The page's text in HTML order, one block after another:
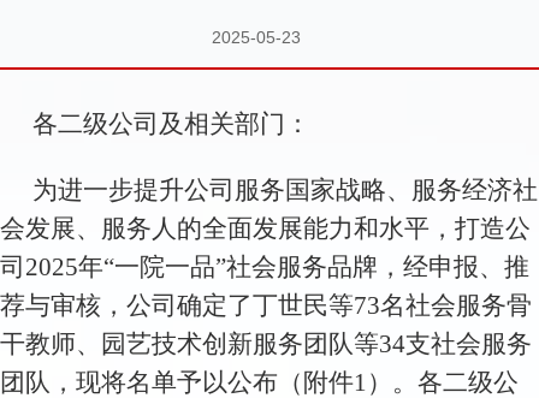
2025-05-23
各二级公司及相关部门：
为进一步提升公司服务国家战略、服务经济社
会发展、服务人的全面发展能力和水平，打造公
司2025年“一院一品”社会服务品牌，经申报、推
荐与审核，公司确定了丁世民等73名社会服务骨
干教师、园艺技术创新服务团队等34支社会服务
团队，现将名单予以公布（附件1）。各二级公